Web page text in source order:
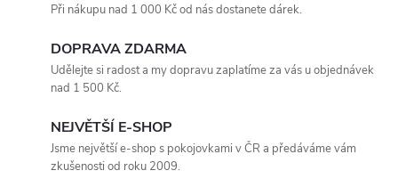
Při nákupu nad 1 000 Kč od nás dostanete dárek.
DOPRAVA ZDARMA
Udělejte si radost a my dopravu zaplatíme za vás u objednávek
nad 1 500 Kč.
NEJVĚTŠÍ E-SHOP
Jsme největší e-shop s pokojovkami v ČR a předáváme vám
zkušenosti od roku 2009.